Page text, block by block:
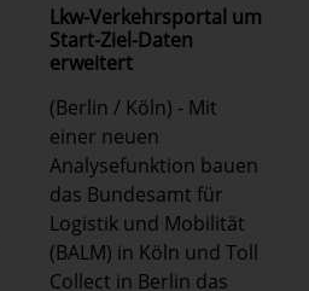
Lkw-Verkehrsportal um
Start-Ziel-Daten
erweitert
(Berlin / Köln) - Mit
einer neuen
Analysefunktion bauen
das Bundesamt für
Logistik und Mobilität
(BALM) in Köln und Toll
Collect in Berlin das